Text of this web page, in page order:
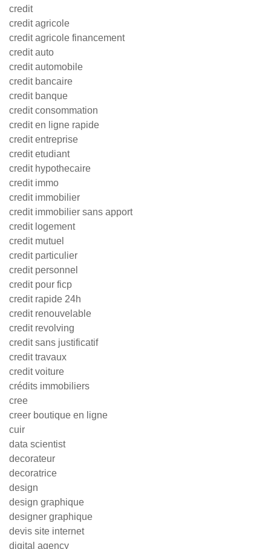
credit
credit agricole
credit agricole financement
credit auto
credit automobile
credit bancaire
credit banque
credit consommation
credit en ligne rapide
credit entreprise
credit etudiant
credit hypothecaire
credit immo
credit immobilier
credit immobilier sans apport
credit logement
credit mutuel
credit particulier
credit personnel
credit pour ficp
credit rapide 24h
credit renouvelable
credit revolving
credit sans justificatif
credit travaux
credit voiture
crédits immobiliers
cree
creer boutique en ligne
cuir
data scientist
decorateur
decoratrice
design
design graphique
designer graphique
devis site internet
digital agency